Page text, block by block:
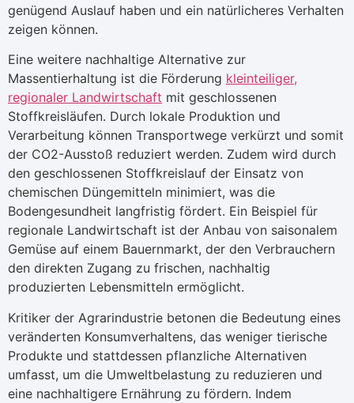
genügend Auslauf haben und ein natürlicheres Verhalten
zeigen können.
Eine weitere nachhaltige Alternative zur
Massentierhaltung ist die Förderung kleinteiliger,
regionaler Landwirtschaft mit geschlossenen
Stoffkreisläufen. Durch lokale Produktion und
Verarbeitung können Transportwege verkürzt und somit
der CO2-Ausstoß reduziert werden. Zudem wird durch
den geschlossenen Stoffkreislauf der Einsatz von
chemischen Düngemitteln minimiert, was die
Bodengesundheit langfristig fördert. Ein Beispiel für
regionale Landwirtschaft ist der Anbau von saisonalem
Gemüse auf einem Bauernmarkt, der den Verbrauchern
den direkten Zugang zu frischen, nachhaltig
produzierten Lebensmitteln ermöglicht.
Kritiker der Agrarindustrie betonen die Bedeutung eines
veränderten Konsumverhaltens, das weniger tierische
Produkte und stattdessen pflanzliche Alternativen
umfasst, um die Umweltbelastung zu reduzieren und
eine nachhaltigere Ernährung zu fördern. Indem